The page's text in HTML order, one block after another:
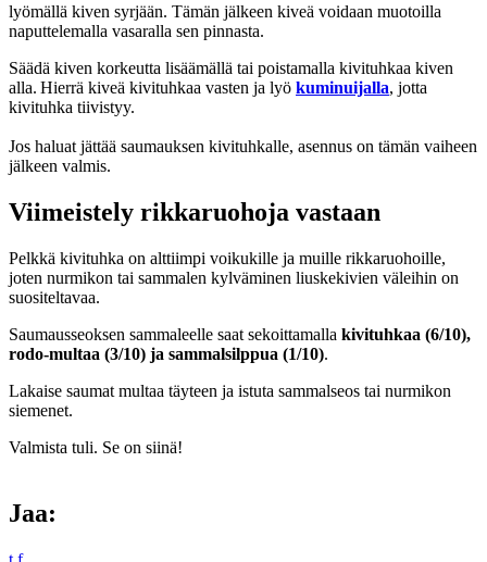
lyömällä kiven syrjään. Tämän jälkeen kiveä voidaan muotoilla
naputtelemalla vasaralla sen pinnasta.
Säädä kiven korkeutta lisäämällä tai poistamalla kivituhkaa kiven
alla. Hierrä kiveä kivituhkaa vasten ja lyö kuminuijalla, jotta
kivituhka tiivistyy.
Jos haluat jättää saumauksen kivituhkalle, asennus on tämän vaiheen
jälkeen valmis.
Viimeistely rikkaruohoja vastaan
Pelkkä kivituhka on alttiimpi voikukille ja muille rikkaruohoille,
joten nurmikon tai sammalen kylväminen liuskekivien väleihin on
suositeltavaa.
Saumausseoksen sammaleelle saat sekoittamalla kivituhkaa (6/10),
rodo-multaa (3/10) ja sammalsilppua (1/10).
Lakaise saumat multaa täyteen ja istuta sammalseos tai nurmikon
siemenet.
Valmista tuli. Se on siinä!
Jaa: